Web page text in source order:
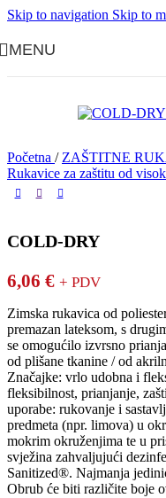
Skip to navigation Skip to
MENU
Početna / ZAŠTITNE
Rukavice za zaštitu od
COLD-DRY
6,06 € + PDV
Zimska rukavica od
premazan lateksom, s
se omogućilo izvrsno
od plišane tkanine / od
Značajke: vrlo udobna i
fleksibilnost, prianjanje,
uporabe: rukovanje i
predmeta (npr. limova) u
mokrim okruženjima te u
svježina zahvaljujući
Sanitized®. Najmanja
Obrub će biti različite boje